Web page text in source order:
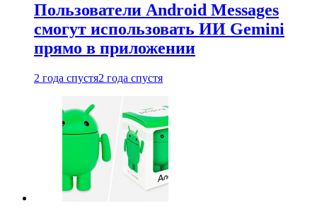
Пользователи Android Messages
смогут использовать ИИ Gemini
прямо в приложении
2 года спустя2 года спустя